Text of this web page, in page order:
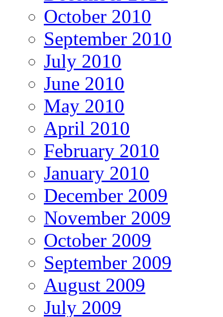
October 2010
September 2010
July 2010
June 2010
May 2010
April 2010
February 2010
January 2010
December 2009
November 2009
October 2009
September 2009
August 2009
July 2009